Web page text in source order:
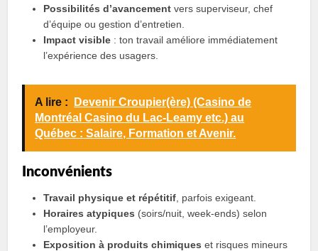
Possibilités d’avancement vers superviseur, chef
d’équipe ou gestion d’entretien.
Impact visible : ton travail améliore immédiatement
l’expérience des usagers.
A lire :
Devenir Croupier(ère) (Casino de
Montréal Casino du Lac-Leamy etc.) au
Québec : Salaire, Formation et Avenir.
Inconvénients
Travail physique et répétitif , parfois exigeant.
Horaires atypiques (soirs/nuit, week‑ends) selon
l’employeur.
Exposition à produits chimiques et risques mineurs